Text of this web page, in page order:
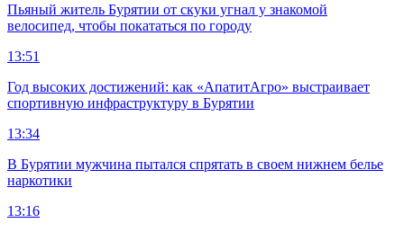
Пьяный житель Бурятии от скуки угнал у знакомой
велосипед, чтобы покататься по городу
13:51
Год высоких достижений: как «АпатитАгро» выстраивает
спортивную инфраструктуру в Бурятии
13:34
В Бурятии мужчина пытался спрятать в своем нижнем белье
наркотики
13:16